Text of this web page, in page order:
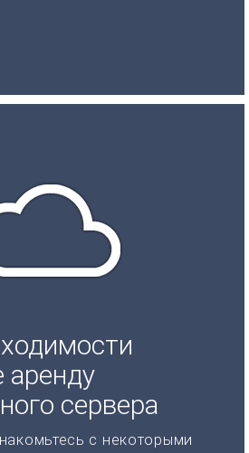
аренду
сервера
с некоторыми